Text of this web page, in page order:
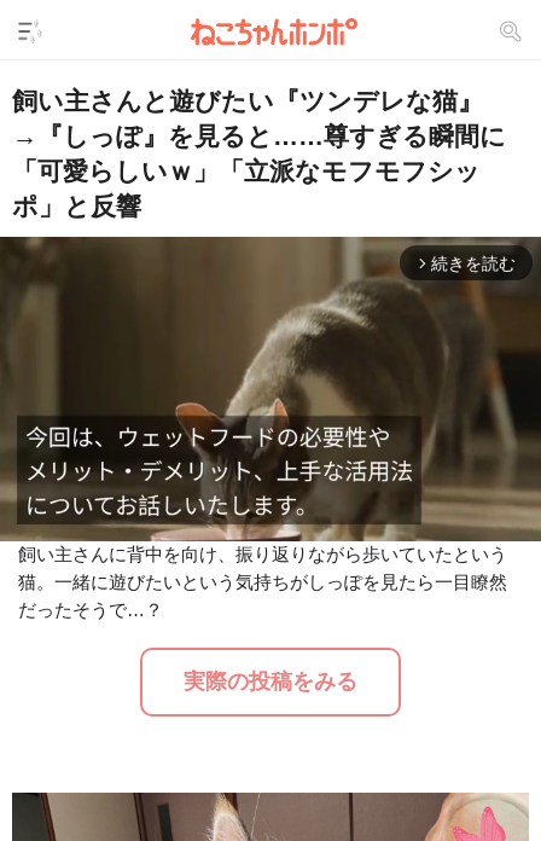
飼い主さんと遊びたい『ツンデレな猫』
→『しっぽ』を見ると……尊すぎる瞬間に
「可愛らしいｗ」「立派なモフモフシッ
ポ」と反響
arrow_forward_ios 続きを読む
飼い主さんに背中を向け、振り返りながら歩いていたという
猫。一緒に遊びたいという気持ちがしっぽを見たら一目瞭然
だったそうで…？
実際の投稿をみる